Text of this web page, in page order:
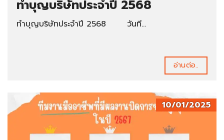
ทำบุญบริษัทประจำปี 2568
ทำบุญบริษัทประจำปี 2568 วันที...
อ่านต่อ..
10/01/2025